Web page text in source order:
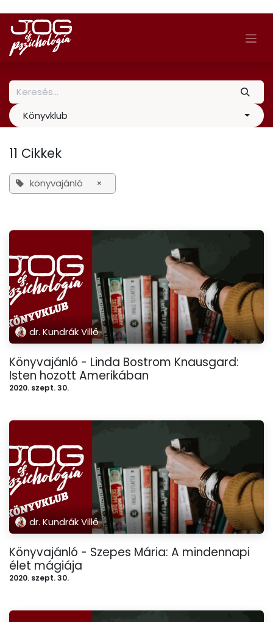
Skip to Content
Könyvklub
11 Cikkek
könyvajánló ×
dr. Kundrák Villő
Könyvajánló - Linda Bostrom Knausgard:
Isten hozott Amerikában
2020. szept. 30.
dr. Kundrák Villő
Könyvajánló - Szepes Mária: A mindennapi
élet mágiája
2020. szept. 30.